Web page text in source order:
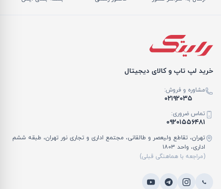
خرید لپ تاپ و کالای دیجیتال
مشاوره و فروش:
۰۲۱۹۲۰۳۵
تماس ضروری:
۰۹۲۰۱۵۵۶۴۸۱
تهران، تقاطع ولیعصر و طالقانی، مجتمع اداری و تجاری نور تهران، طبقه ششم
اداری، واحد ۱۸۰۳
(مراجعه با هماهنگی قبلی)